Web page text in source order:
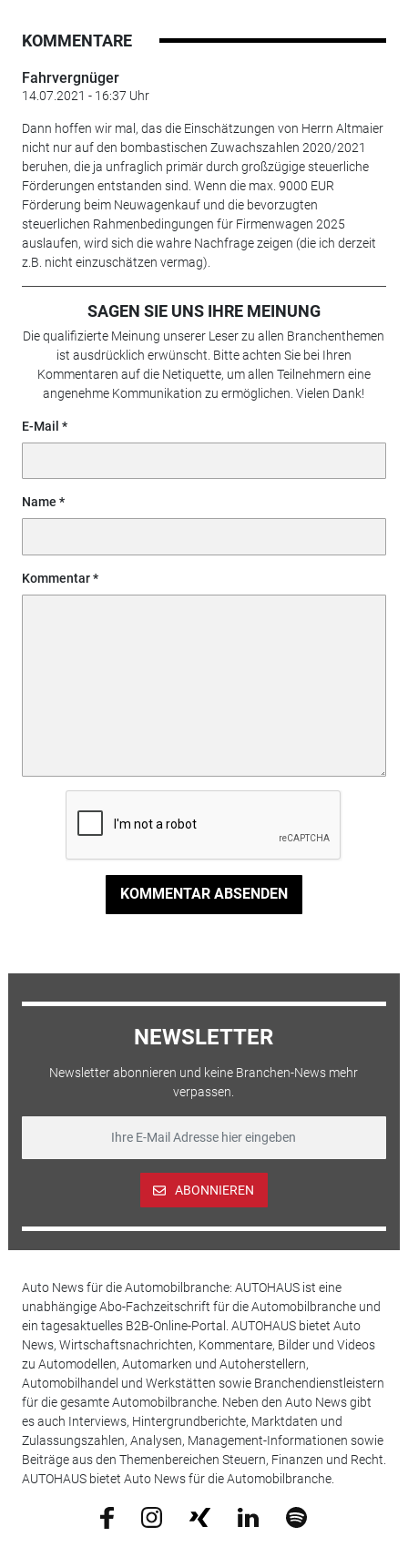
KOMMENTARE
Fahrvergnüger
14.07.2021 - 16:37 Uhr
Dann hoffen wir mal, das die Einschätzungen von Herrn Altmaier
nicht nur auf den bombastischen Zuwachszahlen 2020/2021
beruhen, die ja unfraglich primär durch großzügige steuerliche
Förderungen entstanden sind. Wenn die max. 9000 EUR
Förderung beim Neuwagenkauf und die bevorzugten
steuerlichen Rahmenbedingungen für Firmenwagen 2025
auslaufen, wird sich die wahre Nachfrage zeigen (die ich derzeit
z.B. nicht einzuschätzen vermag).
SAGEN SIE UNS IHRE MEINUNG
Die qualifizierte Meinung unserer Leser zu allen Branchenthemen
ist ausdrücklich erwünscht. Bitte achten Sie bei Ihren
Kommentaren auf die Netiquette, um allen Teilnehmern eine
angenehme Kommunikation zu ermöglichen. Vielen Dank!
E-Mail
Name
Kommentar
KOMMENTAR ABSENDEN
NEWSLETTER
Newsletter abonnieren und keine Branchen-News mehr
verpassen.
ABONNIEREN
Auto News für die Automobilbranche: AUTOHAUS ist eine
unabhängige Abo-Fachzeitschrift für die Automobilbranche und
ein tagesaktuelles B2B-Online-Portal. AUTOHAUS bietet Auto
News, Wirtschaftsnachrichten, Kommentare, Bilder und Videos
zu Automodellen, Automarken und Autoherstellern,
Automobilhandel und Werkstätten sowie Branchendienstleistern
für die gesamte Automobilbranche. Neben den Auto News gibt
es auch Interviews, Hintergrundberichte, Marktdaten und
Zulassungszahlen, Analysen, Management-Informationen sowie
Beiträge aus den Themenbereichen Steuern, Finanzen und Recht.
AUTOHAUS bietet Auto News für die Automobilbranche.